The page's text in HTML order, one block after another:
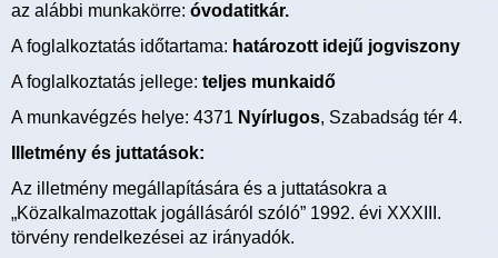
az alábbi munkakörre: óvodatitkár.
A foglalkoztatás időtartama: határozott idejű jogviszony
A foglalkoztatás jellege: teljes munkaidő
A munkavégzés helye: 4371 Nyírlugos, Szabadság tér 4.
Illetmény és juttatások:
Az illetmény megállapítására és a juttatásokra a
„Közalkalmazottak jogállásáról szóló” 1992. évi XXXIII.
törvény rendelkezései az irányadók.